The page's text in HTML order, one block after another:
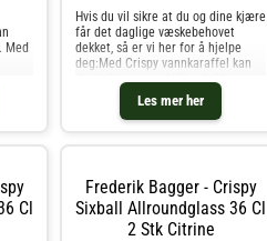
Med
Les mer her
Hvis du vil sikre at du og dine kjære
får det daglige væskebehovet
dekket, så er vi her for å hjelpe
deg:Med Crispy vannkaraffel kan
du stolt servere deilige kalde
drikker til gjestene dine, enten det
er til hverdagslige eller festlige
arrangementer.
Cl
Frederik Bagger - Crispy
Sixball Allroundglass 36 Cl
2 Stk Citrine